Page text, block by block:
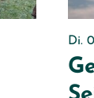
Di.